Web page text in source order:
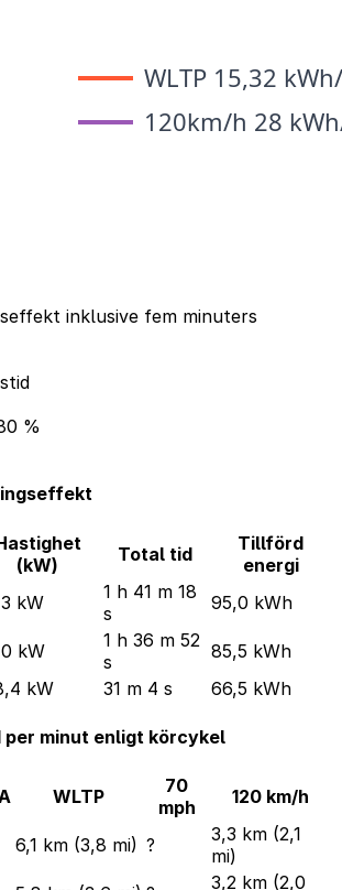
inklusive fem minuters
%
(kW)
Total tid
Tillförd
energi
kW
1 h 41 m 18
s
95,0 kWh
kW
1 h 36 m 52
s
85,5 kWh
kW 31 m 4 s 66,5 kWh
minut enligt körcykel
WLTP
70
mph
120 km/h
6,1 km (3,8 mi) ?
3,3 km (2,1
mi)
3,2 km (2,0